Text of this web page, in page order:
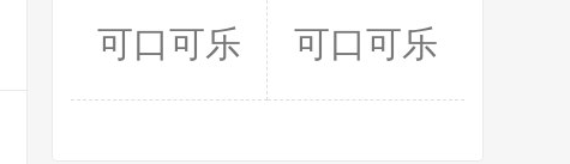
可口可乐 可口可乐